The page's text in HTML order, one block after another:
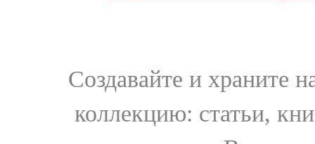
Создавайте и храните
коллекцию: статьи,